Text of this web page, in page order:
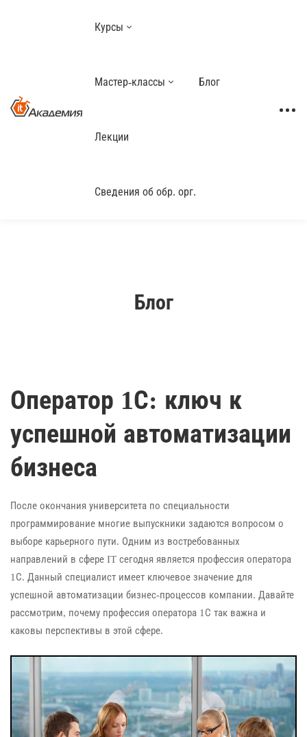
Курсы
Мастер-классы Блог
Лекции
Сведения об обр. орг.
Блог
Оператор 1С: ключ к
успешной автоматизации
бизнеса
После окончания университета по специальности
программирование многие выпускники задаются вопросом о
выборе карьерного пути. Одним из востребованных
направлений в сфере IT сегодня является профессия оператора
1С. Данный специалист имеет ключевое значение для
успешной автоматизации бизнес-процессов компании. Давайте
рассмотрим, почему профессия оператора 1С так важна и
каковы перспективы в этой сфере.